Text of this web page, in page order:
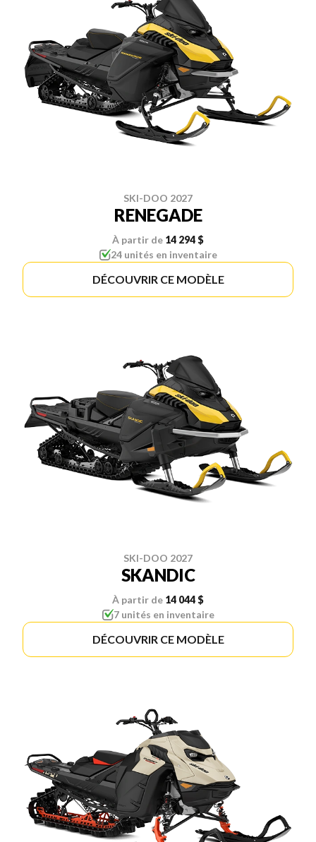
SKI-DOO 2027
RENEGADE
À partir de 14 294 $
24 unités en inventaire
DÉCOUVRIR CE MODÈLE
SKI-DOO 2027
SKANDIC
À partir de 14 044 $
7 unités en inventaire
DÉCOUVRIR CE MODÈLE